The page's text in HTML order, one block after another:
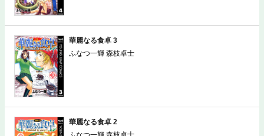
華麗なる食卓 3
ふなつ一輝 森枝卓士
華麗なる食卓 2